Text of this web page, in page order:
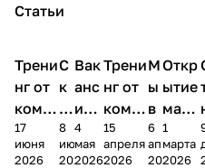
Статьи
Трени
нг от
комп
ании
Мело
17
июня
2026
С
к
и
д
к
8
июня
2026
Вак
анс
ия в
Чеб
окс
4
мая
2026
Трени
нг от
комп
ании
Мело
15
апреля
2026
М
ы
в
М
А
6
апреля
2026
Откр
ытие
мага
зина
в
1
марта
2026